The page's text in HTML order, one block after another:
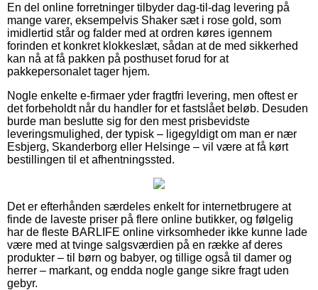
En del online forretninger tilbyder dag-til-dag levering på
mange varer, eksempelvis Shaker sæt i rose gold, som
imidlertid står og falder med at ordren køres igennem
forinden et konkret klokkeslæt, sådan at de med sikkerhed
kan nå at få pakken på posthuset forud for at
pakkepersonalet tager hjem.
Nogle enkelte e-firmaer yder fragtfri levering, men oftest er
det forbeholdt når du handler for et fastslået beløb. Desuden
burde man beslutte sig for den mest prisbevidste
leveringsmulighed, der typisk – ligegyldigt om man er nær
Esbjerg, Skanderborg eller Helsinge – vil være at få kørt
bestillingen til et afhentningssted.
Det er efterhånden særdeles enkelt for internetbrugere at
finde de laveste priser på flere online butikker, og følgelig
har de fleste BARLIFE online virksomheder ikke kunne lade
være med at tvinge salgsværdien på en række af deres
produkter – til børn og babyer, og tillige også til damer og
herrer – markant, og endda nogle gange sikre fragt uden
gebyr.